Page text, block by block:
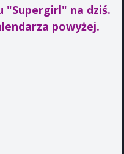
"Supergirl" na dziś.
powyżej.